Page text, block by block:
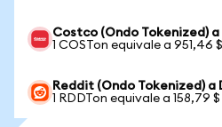
Costco (Ondo Tokenized)
1 COSTon equivale a 951,46 $
Reddit (Ondo Tokenized)
1 RDDTon equivale a 158,79 $